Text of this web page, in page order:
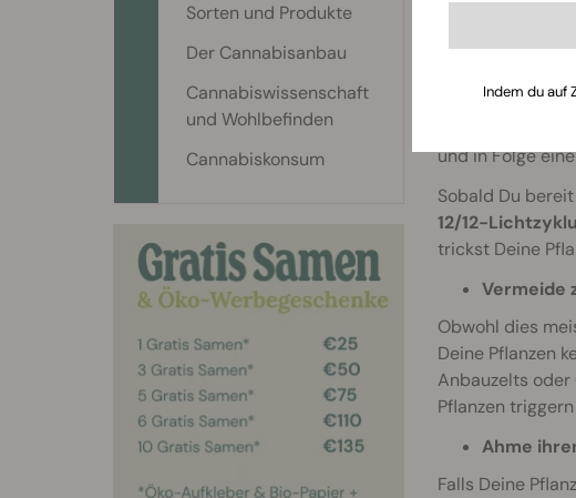
Wie
Falls Du
die Blütephase
gewachsen
und in Folge
Sobald Du
12/12-
trickst Deine
Vermeide
Obwohl dies
Deine Pflanzen
Anbauzelts oder
Pflanzen
Ahme
Falls Deine
Sorten und Produkte
Der Cannabisanbau
Cannabiswissenschaft
und Wohlbefinden
Cannabiskonsum
Indem du auf